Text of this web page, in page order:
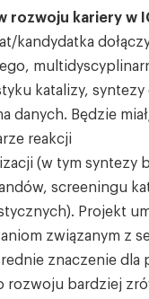
rozwoju kariery w
kandydatka
katalizy,
danych. Będzie
reakcji
(w tym syntezy
screeningu
Projekt
związanym z
znaczenie dla
rozwoju bardziej